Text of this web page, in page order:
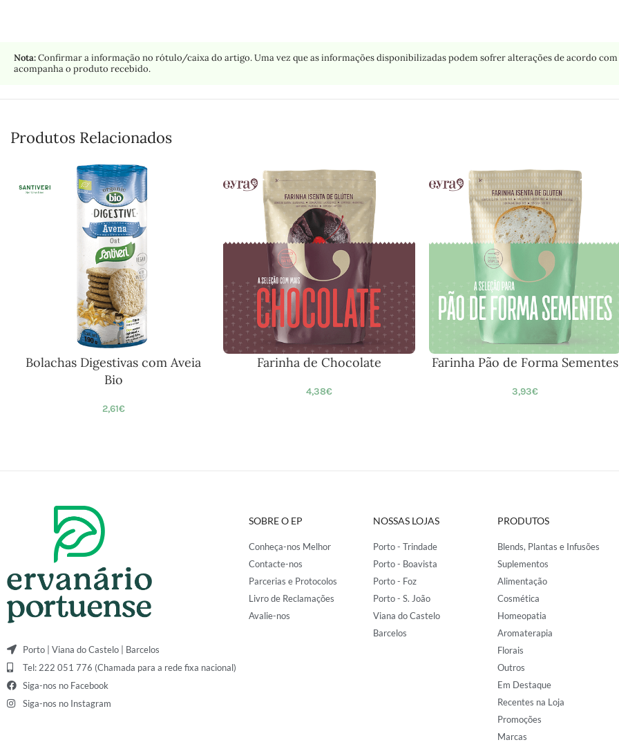
Nota:Confirmar a informação no rótulo/caixa do artigo. Uma vez que as informações disponibilizadas podem sofrer alterações de acordo
acompanha o produto recebido.
Produtos Relacionados
Bolachas Digestivas com Aveia
Bio
2,61€
Farinha de Chocolate
4,38€
Farinha Pão de Forma Sementes
3,93€
Porto | Viana do Castelo | Barcelos
Tel: 222 051 776 (Chamada para a rede fixa nacional)
Siga-nos no Facebook
Siga-nos no Instagram
SOBRE O EP
Conheça-nos Melhor
Contacte-nos
Parcerias e Protocolos
Livro de Reclamações
Avalie-nos
NOSSAS LOJAS
Porto - Trindade
Porto - Boavista
Porto - Foz
Porto - S. João
Viana do Castelo
Barcelos
PRODUTOS
Blends, Plantas e Infusões
Suplementos
Alimentação
Cosmética
Homeopatia
Aromaterapia
Florais
Outros
Em Destaque
Recentes na Loja
Promoções
Marcas